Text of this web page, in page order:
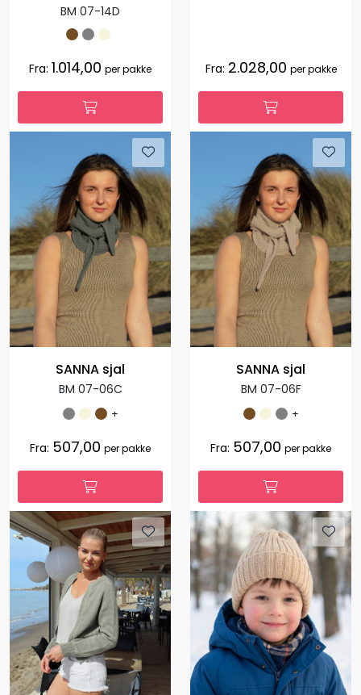
BM 07-14D
Fra: 1.014,00 per pakke Fra: 2.028,00 per pakke
SANNA sjal
BM 07-06C
+
Fra: 507,00 per pakke
SANNA sjal
BM 07-06F
+
Fra: 507,00 per pakke